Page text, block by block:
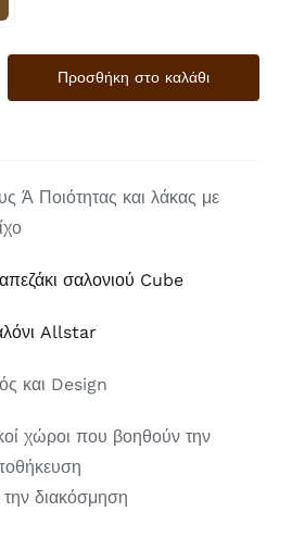
Προσθήκη στο καλάθι
Ά Ποιότητας και λάκας με
σαλονιού Cube
Allstar
και Design
χώροι που βοηθούν την
την διακόσμηση